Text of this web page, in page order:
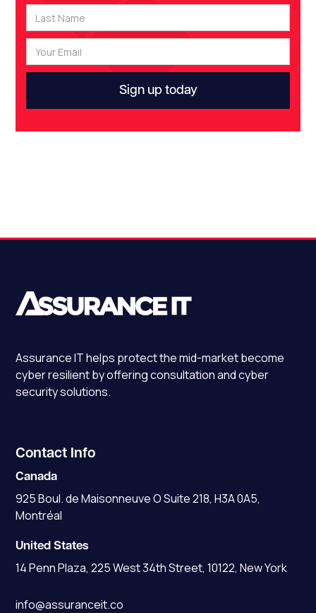
Assurance IThelps protect the mid-market become
cyber resilient by offering consultation and cyber
security solutions.
Contact Info
Canada
925 Boul. de Maisonneuve O Suite 218, H3A 0A5,
Montréal
United States
14 Penn Plaza, 225 West 34th Street, 10122, New York
info@assuranceit.co